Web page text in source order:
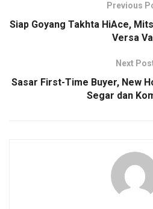
Previous
Siap Goyang Takhta HiAce,
Versa
Next
Sasar First-Time Buyer, New
Segar dan